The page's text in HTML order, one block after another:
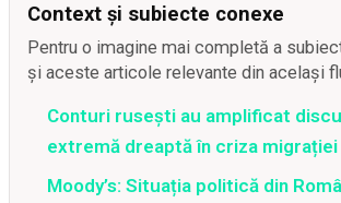
Context și subiecte conexe
Pentru o imagine mai completă a
și aceste articole relevante din același
Conturi rusești au amplificat
extremă dreaptă în criza migrației
Moody’s: Situația politică din